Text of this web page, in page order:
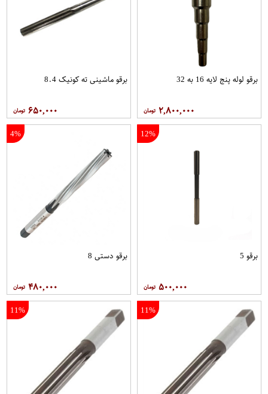
برقو لوله پنج لایه 16 به 32
۲,۸۰۰,۰۰۰
برقو ماشینی ته کونیک 8.4
۶۵۰,۰۰۰
12%
برقو 5
۵۰۰,۰۰۰
4%
برقو دستی 8
۴۸۰,۰۰۰
11%
11%